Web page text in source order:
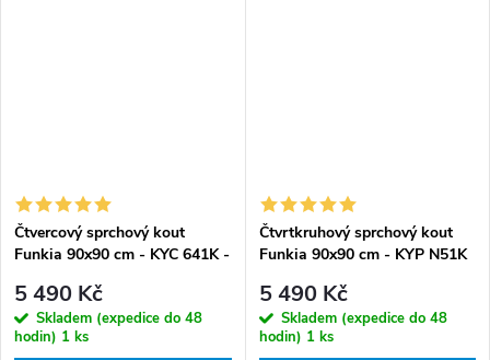
Čtvercový sprchový kout
Funkia 90x90 cm - KYC 641K -
5 490 Kč
Skladem (expedice do 48
hodin) 1 ks
Čtvrtkruhový sprchový kout
Funkia 90x90 cm - KYP N51K
5 490 Kč
Skladem (expedice do 48
hodin) 1 ks